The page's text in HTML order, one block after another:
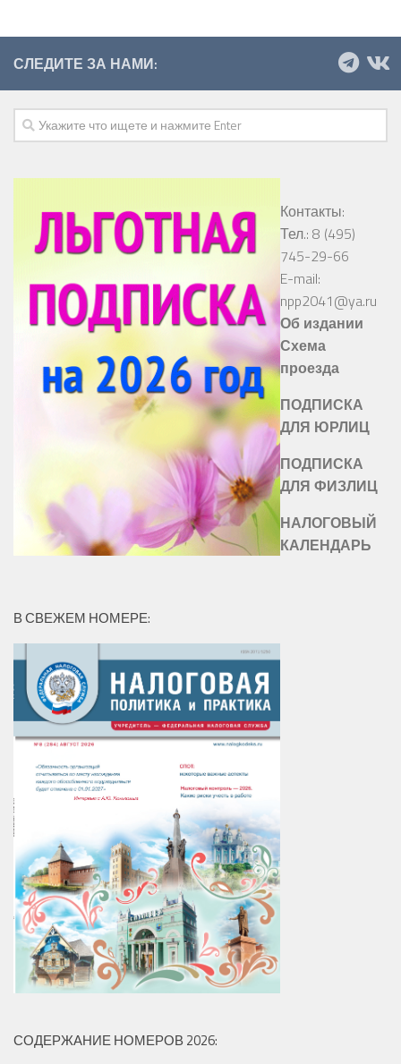
СЛЕДИТЕ ЗА НАМИ:
Контакты:
Тел.: 8 (495)
745-29-66
E-mail:
npp2041@ya.ru
Об издании
Схема
проезда
ПОДПИСКА
ДЛЯ ЮРЛИЦ
ПОДПИСКА
ДЛЯ ФИЗЛИЦ
НАЛОГОВЫЙ
КАЛЕНДАРЬ
В СВЕЖЕМ НОМЕРЕ:
СОДЕРЖАНИЕ НОМЕРОВ 2026: